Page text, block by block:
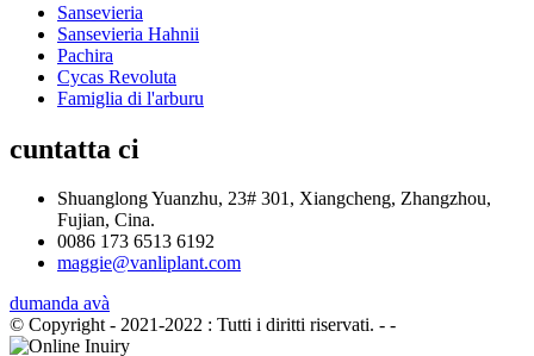
Sansevieria
Sansevieria Hahnii
Pachira
Cycas Revoluta
Famiglia di l'arburu
cuntatta ci
Shuanglong Yuanzhu, 23# 301, Xiangcheng, Zhangzhou,
Fujian, Cina.
0086 173 6513 6192
maggie@vanliplant.com
dumanda avà
© Copyright - 2021-2022 : Tutti i diritti riservati. - -